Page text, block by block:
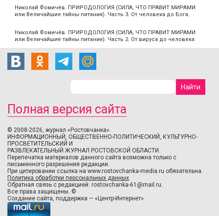
Николай Фомичёв. ПРИРОДОЛОГИЯ (СИЛА, ЧТО ПРАВИТ МИРАМИ
или Величайшие тайны питания). Часть 3. От человека до Бога.
Николай Фомичёв. ПРИРОДОЛОГИЯ (СИЛА, ЧТО ПРАВИТ МИРАМИ
или Величайшие тайны питания). Часть 2. От вируса до человека
Полная версия сайта
© 2008-2026, журнал «Ростовчанка».
ИНФОРМАЦИОННЫЙ, ОБЩЕСТВЕННО-ПОЛИТИЧЕСКИЙ, КУЛЬТУРНО-
ПРОСВЕТИТЕЛЬСКИЙ И
РАЗВЛЕКАТЕЛЬНЫЙ ЖУРНАЛ РОСТОВСКОЙ ОБЛАСТИ.
Перепечатка материалов данного сайта возможна только с
письменного разрешения редакции.
При цитировании ссылка на www.rostovchanka-media.ru обязательна.
Политика обработки персональных данных
Обратная связь с редакцией: rostovchanka-61@mail.ru.
Все права защищены. ©
Создание сайта, поддержка — «Центр-Интернет»